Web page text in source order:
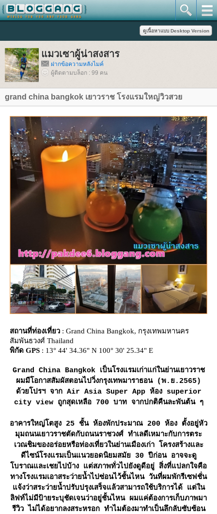
มวเซาผู้น่าสงสาร
ฝากข้อความหลังไมค์
ผู้ติดตามบล็อก : 99 คน
grand china bangkok เยาวราช โรงแรมใหญ่วิวสว
สถานที่ท่องเที่ยว : Grand China Bangkok, กรุงเทพมหานคร
สัมพันธวงศ์ Thailand
พิกัด GPS : 13° 44' 34.36" N 100° 30' 25.34" E
Grand China Bangkok เป็นโรงแรมเก่าแก่ในย่านเยาวราช
ผมมีโอกาสสัมผัสตอนไปวิ่งกรุงเทพมาราธอน (พ.ย.2565)
ด้วยโปรฯ จาก Air Asia Super App ห้อง superior
city view ถูกสุดเหลือ 700 บาท จากปกติคืนละพันต้น ๆ
อาคารใหญ่โตสูง 25 ชั้น ห้องพักประมาณ 200 ห้อง ตั้งอยู่หัว
มุมถนนเยาวราชตัดกับถนนราชวงศ์ ทำเลดีเหมาะกับการตระ
เวณชิมของอร่อยหรือท่องเที่ยวในย่านเมืองเก่า โครงสร้างและ
ดีไซน์โรงแรมเป็นแนวยอดนิยมสมัย 30 ปีก่อน อาจจะดู
บราณและเชยไปบ้าง แต่สภาพทั่วไปยังดูดีอยู่ สิ่งที่แปลกใจคือ
ทางโรงแรมเอาสระว่ายน้ำไปซ่อนไว้ชั้นไหน วันที่ผมพักรีเซฟชั่น
จ้งว่าสระว่ายน้ำปรับปรุงเสร็จแล้วสามารถใช้บริการได้ แต่ใน
ลิฟท์ไม่มีป้ายระบุชัดเจนว่าอยู่ชั้นไหน ผมแค่ต้องการเก็บภาพมา
รีวิว ไม่ได้อยากลงสระหรอก ทำไมต้องมาทำเป็นลึกลับซับซ้อน